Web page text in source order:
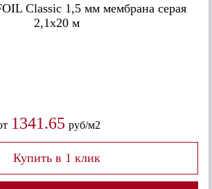
Classic 1,5 мм мембрана серая
2,1х20 м
1341.65 руб/м2